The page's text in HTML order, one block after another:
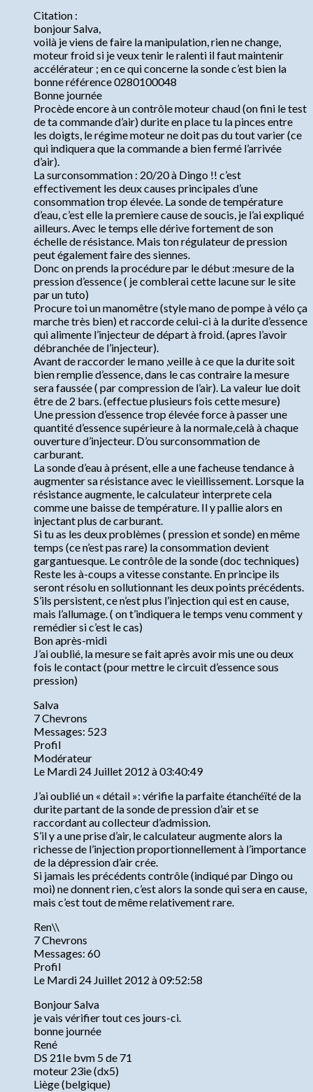
Citation :
bonjour Salva,
voilà je viens de faire la manipulation, rien ne change,
moteur froid si je veux tenir le ralenti il faut maintenir
accélérateur ; en ce qui concerne la sonde c’est bien la
bonne référence 0280100048
Bonne journée
Procède encore à un contrôle moteur chaud (on fini le test
de ta commande d’air) durite en place tu la pinces entre
les doigts, le régime moteur ne doit pas du tout varier (ce
qui indiquera que la commande a bien fermé l’arrivée
d’air).
La surconsommation : 20/20 à Dingo !! c’est
effectivement les deux causes principales d’une
consommation trop élevée. La sonde de température
d’eau, c’est elle la premiere cause de soucis, je l’ai expliqué
ailleurs. Avec le temps elle dérive fortement de son
échelle de résistance. Mais ton régulateur de pression
peut également faire des siennes.
Donc on prends la procédure par le début :mesure de la
pression d’essence ( je comblerai cette lacune sur le site
par un tuto)
Procure toi un manomêtre (style mano de pompe à vélo ça
marche très bien) et raccorde celui-ci à la durite d’essence
qui alimente l’injecteur de départ à froid. (apres l’avoir
débranchée de l’injecteur).
Avant de raccorder le mano ,veille à ce que la durite soit
bien remplie d’essence, dans le cas contraire la mesure
sera faussée ( par compression de l’air). La valeur lue doit
être de 2 bars. (effectue plusieurs fois cette mesure)
Une pression d’essence trop élevée force à passer une
quantité d’essence supérieure à la normale,celà à chaque
ouverture d’injecteur. D’ou surconsommation de
carburant.
La sonde d’eau à présent, elle a une facheuse tendance à
augmenter sa résistance avec le vieillissement. Lorsque la
résistance augmente, le calculateur interprete cela
comme une baisse de température. Il y pallie alors en
injectant plus de carburant.
Si tu as les deux problèmes ( pression et sonde) en même
temps (ce n’est pas rare) la consommation devient
gargantuesque. Le contrôle de la sonde (doc techniques)
Reste les à-coups a vitesse constante. En principe ils
seront résolu en sollutionnant les deux points précédents.
S’ils persistent, ce n’est plus l’injection qui est en cause,
mais l’allumage. ( on t’indiquera le temps venu comment y
remédier si c’est le cas)
Bon après-midi
J’ai oublié, la mesure se fait après avoir mis une ou deux
fois le contact (pour mettre le circuit d’essence sous
pression)
Salva
7 Chevrons
Messages: 523
Profil
Modérateur
Le Mardi 24 Juillet 2012 à 03:40:49
J’ai oublié un « détail »: vérifie la parfaite étanchéïté de la
durite partant de la sonde de pression d’air et se
raccordant au collecteur d’admission.
S’il y a une prise d’air, le calculateur augmente alors la
richesse de l’injection proportionnellement à l’importance
de la dépression d’air crée.
Si jamais les précédents contrôle (indiqué par Dingo ou
moi) ne donnent rien, c’est alors la sonde qui sera en cause,
mais c’est tout de même relativement rare.
Ren\\
7 Chevrons
Messages: 60
Profil
Le Mardi 24 Juillet 2012 à 09:52:58
Bonjour Salva
je vais vérifier tout ces jours-ci.
bonne journée
René
DS 21Ie bvm 5 de 71
moteur 23ie (dx5)
Liège (belgique)